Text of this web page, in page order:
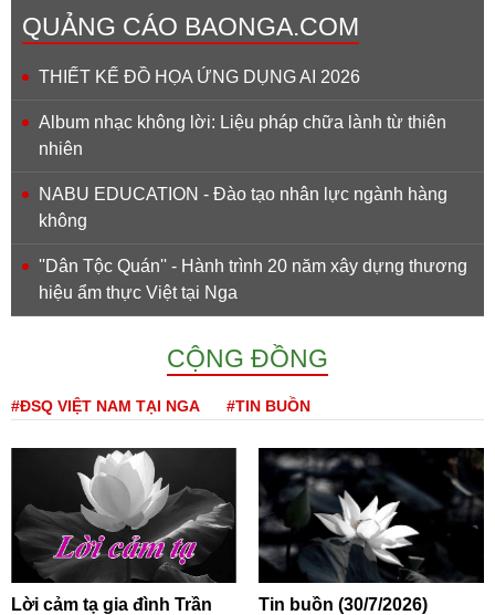
QUẢNG CÁO BAONGA.COM
THIẾT KẾ ĐỒ HỌA ỨNG DỤNG AI 2026
Album nhạc không lời: Liệu pháp chữa lành từ thiên
nhiên
NABU EDUCATION - Đào tạo nhân lực ngành hàng
không
''Dân Tộc Quán'' - Hành trình 20 năm xây dựng thương
hiệu ẩm thực Việt tại Nga
CỘNG ĐỒNG
#ĐSQ VIỆT NAM TẠI NGA #TIN BUỒN
Lời cảm tạ gia đình Trần
Tin buồn (30/7/2026)